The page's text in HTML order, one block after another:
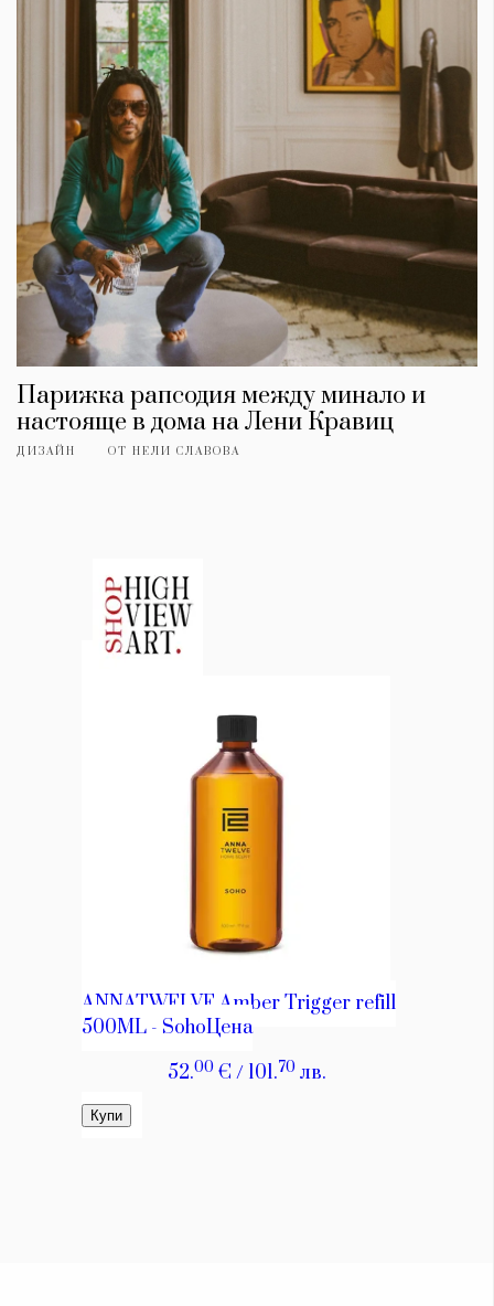
Парижка рапсодия между минало и
настояще в дома на Лени Кравиц
ДИЗАЙН ОТ НЕЛИ СЛАВОВА